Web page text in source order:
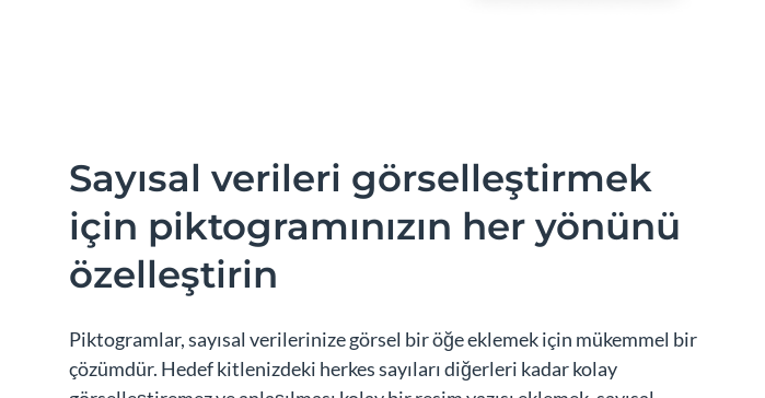
Sayısal verileri görselleştirmek
için piktogramınızın her yönünü
özelleştirin
Piktogramlar, sayısal verilerinize görsel bir öğe eklemek için mükemmel bir
çözümdür. Hedef kitlenizdeki herkes sayıları diğerleri kadar kolay